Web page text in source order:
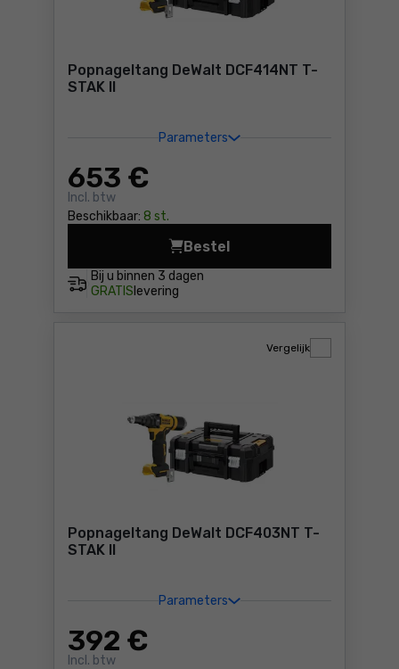
Popnageltang DeWalt DCF414NT T-
STAK II
Parameters
653 €
Incl. btw
Beschikbaar: 8 st.
Bij u binnen 3 dagen
GRATIS levering
Bestel
Popnageltang DeWalt
Popnageltang DeWalt DCF403NT T-
STAK II
Parameters
392 €
Incl. btw
Vergelijk